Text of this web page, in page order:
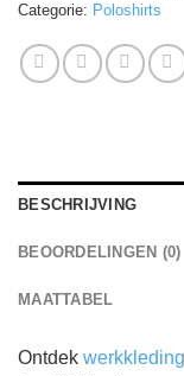
Categorie: Poloshirts
BESCHRIJVING
BEOORDELINGEN (0)
MAATTABEL
Ontdek